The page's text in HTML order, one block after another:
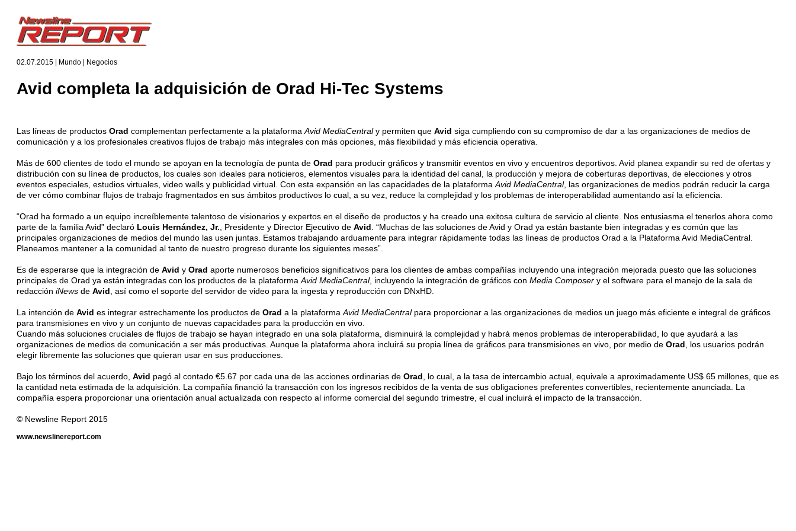
02.07.2015 | Mundo | Negocios
Avid completa la adquisición de Orad Hi-Tec Systems
Las líneas de productos Orad complementan perfectamente a la plataforma Avid MediaCentraly permiten que Avid siga cumpliendo con su compromiso de dar a las organizaciones de medios de
comunicación y a los profesionales creativos flujos de trabajo más integrales con más opciones, más flexibilidad y más eficiencia operativa.
Más de 600 clientes de todo el mundo se apoyan en la tecnología de punta de Orad para producir gráficos y transmitir eventos en vivo y encuentros deportivos. Avid planea expandir su red de ofertas y
distribución con su línea de productos, los cuales son ideales para noticieros, elementos visuales para la identidad del canal, la producción y mejora de coberturas deportivas, de elecciones y otros
eventos especiales, estudios virtuales, video walls y publicidad virtual. Con esta expansión en las capacidades de la plataforma Avid MediaCentral, las organizaciones de medios podrán reducir la carga
de ver cómo combinar flujos de trabajo fragmentados en sus ámbitos productivos lo cual, a su vez, reduce la complejidad y los problemas de interoperabilidad aumentando así la eficiencia.
“Orad ha formado a un equipo increíblemente talentoso de visionarios y expertos en el diseño de productos y ha creado una exitosa cultura de servicio al cliente. Nos entusiasma el tenerlos ahora como
parte de la familia Avid” declaró Louis Hernández, Jr. , Presidente y Director Ejecutivo de Avid . “Muchas de las soluciones de Avid y Orad ya están bastante bien integradas y es común que las
principales organizaciones de medios del mundo las usen juntas. Estamos trabajando arduamente para integrar rápidamente todas las líneas de productos Orad a la Plataforma Avid MediaCentral.
Planeamos mantener a la comunidad al tanto de nuestro progreso durante los siguientes meses”.
Es de esperarse que la integración de Avid y Orad aporte numerosos beneficios significativos para los clientes de ambas compañías incluyendo una integración mejorada puesto que las soluciones
principales de Orad ya están integradas con los productos de la plataforma Avid MediaCentral, incluyendo la integración de gráficos con Media Composer y el software para el manejo de la sala de
redacción iNews de Avid , así como el soporte del servidor de video para la ingesta y reproducción con DNxHD.
La intención de Avid es integrar estrechamente los productos de Orad a la plataforma Avid MediaCentralpara proporcionar a las organizaciones de medios un juego más eficiente e integral de gráficos
para transmisiones en vivo y un conjunto de nuevas capacidades para la producción en vivo.
Cuando más soluciones cruciales de flujos de trabajo se hayan integrado en una sola plataforma, disminuirá la complejidad y habrá menos problemas de interoperabilidad, lo que ayudará a las
organizaciones de medios de comunicación a ser más productivas. Aunque la plataforma ahora incluirá su propia línea de gráficos para transmisiones en vivo, por medio de Orad , los usuarios podrán
elegir libremente las soluciones que quieran usar en sus producciones.
Bajo los términos del acuerdo, Avid pagó al contado €5.67 por cada una de las acciones ordinarias de Orad , lo cual, a la tasa de intercambio actual, equivale a aproximadamente US$ 65 millones, que es
la cantidad neta estimada de la adquisición. La compañía financió la transacción con los ingresos recibidos de la venta de sus obligaciones preferentes convertibles, recientemente anunciada. La
compañía espera proporcionar una orientación anual actualizada con respecto al informe comercial del segundo trimestre, el cual incluirá el impacto de la transacción.
© Newsline Report 2015
www.newslinereport.com